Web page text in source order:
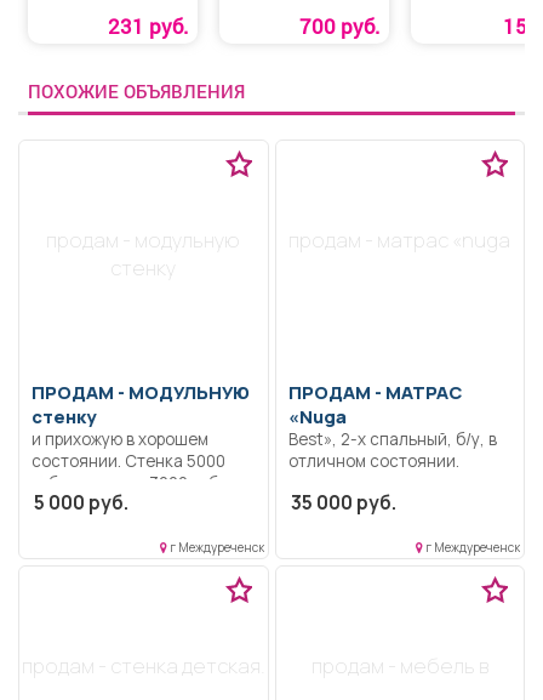
231 руб. 700 руб. 15
ПОХОЖИЕ ОБЪЯВЛЕНИЯ
продам - модульную
стенку
ПРОДАМ - МОДУЛЬНУЮ
стенку
и прихожую в хорошем
состоянии. Стенка 5000
руб., прихожка 3000 руб.
5 000 руб.
г Междуреченск
продам - матрас «nuga
ПРОДАМ - МАТРАС
«Nuga
Best», 2-х спальный, б/у, в
отличном состоянии.
35 000 руб.
г Междуреченск
продам - стенка детская. продам - мебель в